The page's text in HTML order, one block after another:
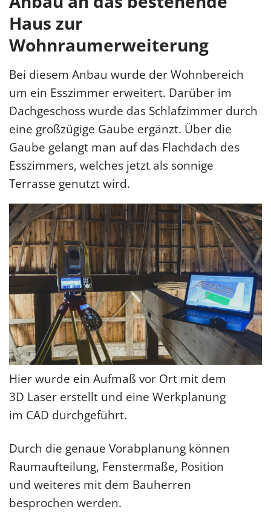
Haus zur
Wohnraumerweiterung
Bei diesem Anbau wurde der Wohnbereich
um ein Esszimmer erweitert. Darüber im
Dachgeschoss wurde das Schlafzimmer durch
eine großzügige Gaube ergänzt. Über die
Gaube gelangt man auf das Flachdach des
Esszimmers, welches jetzt als sonnige
Terrasse genutzt wird.
Hier wurde ein Aufmaß vor Ort mit dem
3D Laser erstellt und eine Werkplanung
im CAD durchgeführt.
Durch die genaue Vorabplanung können
Raumaufteilung, Fenstermaße, Position
und weiteres mit dem Bauherren
besprochen werden.